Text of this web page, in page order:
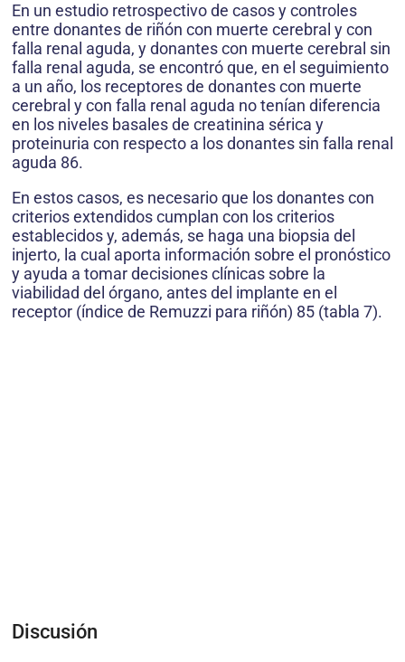
En un estudio retrospectivo de casos y controles
entre donantes de riñón con muerte cerebral y con
falla renal aguda, y donantes con muerte cerebral sin
falla renal aguda, se encontró que, en el seguimiento
a un año, los receptores de donantes con muerte
cerebral y con falla renal aguda no tenían diferencia
en los niveles basales de creatinina sérica y
proteinuria con respecto a los donantes sin falla renal
aguda 86.
En estos casos, es necesario que los donantes con
criterios extendidos cumplan con los criterios
establecidos y, además, se haga una biopsia del
injerto, la cual aporta información sobre el pronóstico
y ayuda a tomar decisiones clínicas sobre la
viabilidad del órgano, antes del implante en el
receptor (índice de Remuzzi para riñón) 85 (tabla 7).
Discusión